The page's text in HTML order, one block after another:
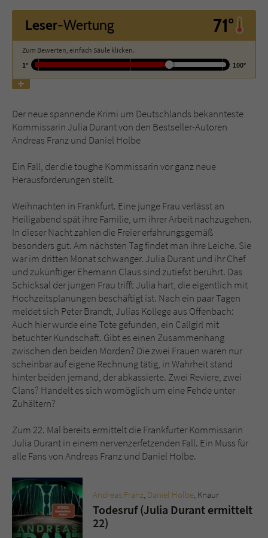
Leser-Wertung 71°
Zum Bewerten, einfach Säule klicken.
1°
100°
Der neue spannende Krimi um Deutschlands bekannteste
Kommissarin Julia Durant von den Bestseller-Autoren
Andreas Franz und Daniel Holbe
Ein Fall, der die toughe Kommissarin vor ganz neue
Herausforderungen stellt.
Weihnachten in Frankfurt. Eine junge Frau verlässt an
Heiligabend spät ihre Familie, um ihrer Arbeit nachzugehen.
In dieser Nacht zahlen die Freier erfahrungsgemäß
besonders gut. Am nächsten Tag findet man ihre Leiche. Sie
war im dritten Monat schwanger. Julia Durant und ihr Chef
und zukünftiger Ehemann Claus sind zutiefst berührt. Das
Schicksal der jungen Frau trifft Julia hart, die eigentlich mit
Hochzeitsplanungen beschäftigt ist. Nach ein paar Tagen
meldet sich Peter Brandt, Julias Kollege aus Offenbach:
Auch hier wurde eine Tote gefunden, ein Callgirl mit
betuchter Kundschaft. Gibt es einen Zusammenhang
zwischen den beiden Morden? Die zwei Frauen waren nur
scheinbar auf eigene Rechnung tätig, in Wahrheit stand
hinter beiden jemand, der abkassierte. Zwei Reviere, zwei
Clans? Handelt es sich womöglich um eine Fehde unter
Zuhältern?
Zum 22. Mal bereits ermittelt die Frankfurter Kommissarin
Julia Durant in einem nervenzerfetzenden Fall. Ein Muss für
alle Fans von Andreas Franz und Daniel Holbe.
Andreas Franz, Daniel Holbe, Knaur
Todesruf (Julia Durant ermittelt
22)
Name tx_pwcomments_ahash
Anbieter Literatur-Couch Medien GmbH & Co. KG
Zweck Cookie für Kommentare einzelner Buchtitel
Anbieter Literatur-Couch Medien GmbH & Co. KG
Laufzeit Session
Zweck
Dieses Cookie gewährleistet die
Kommunikation der Webseite mit dem
Benutzer. Es wird benötigt um z. B. den
Sicherheitscode des Kontaktformulars zu
überprüfen.